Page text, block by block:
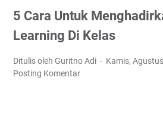
5 Cara Untuk
Learning Di Kelas
Ditulis oleh Guritno Adi
Kamis,
Posting Komentar